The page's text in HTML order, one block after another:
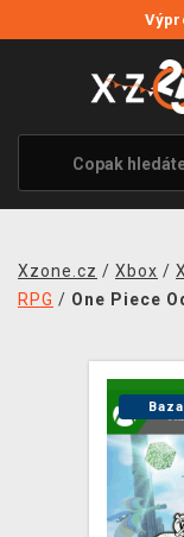
VÝPRODEJ
VIDEOHRY
XZONE
TÉMATIKY
MERCHANDISE
KONTAKT
PRODEJNY
Xzone.cz / Xbox /
RPG / One Piece